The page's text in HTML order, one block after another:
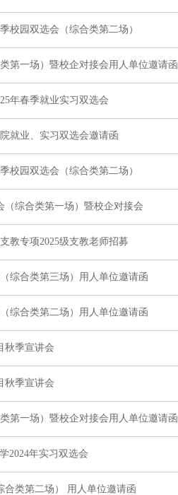
校园双选会（综合类第二场）
第一场）暨校企对接会用人单位邀请函
年春季就业实习双选会
就业、实习双选会邀请函
校园双选会（综合类第二场）
（综合类第一场）暨校企对接会
教专项2025级支教老师招募
综合类第三场）用人单位邀请函
综合类第二场）用人单位邀请函
秋季宣讲会
秋季宣讲会
第一场）暨校企对接会用人单位邀请函
2024年实习双选会
合类第二场） 用人单位邀请函